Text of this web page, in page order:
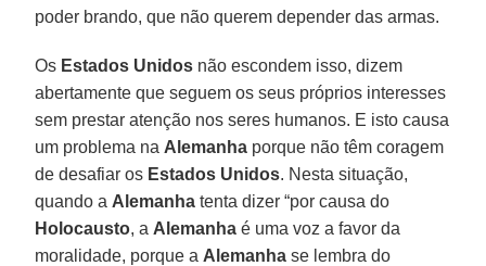
poder brando, que não querem depender das armas.
Os Estados Unidos não escondem isso, dizem
abertamente que seguem os seus próprios interesses
sem prestar atenção nos seres humanos. E isto causa
um problema na Alemanha porque não têm coragem
de desafiar os Estados Unidos. Nesta situação,
quando a Alemanha tenta dizer “por causa do
Holocausto, a Alemanha é uma voz a favor da
moralidade, porque a Alemanha se lembra do